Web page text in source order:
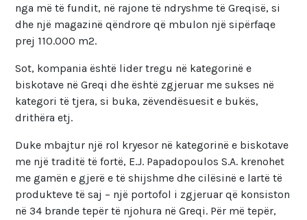
nga më të fundit, në rajone të ndryshme të Greqisë, si
dhe një magazinë qëndrore që mbulon një sipërfaqe
prej 110.000 m2.
Sot, kompania është lider tregu në kategorinë e
biskotave në Greqi dhe është zgjeruar me sukses në
kategori të tjera, si buka, zëvendësuesit e bukës,
drithëra etj.
Duke mbajtur një rol kryesor në kategorinë e biskotave
me një traditë të fortë, E.J. Papadopoulos S.A. krenohet
me gamën e gjerë e të shijshme dhe cilësinë e lartë të
produkteve të saj – një portofol i zgjeruar që konsiston
në 34 brande tepër të njohura në Greqi. Për më tepër,